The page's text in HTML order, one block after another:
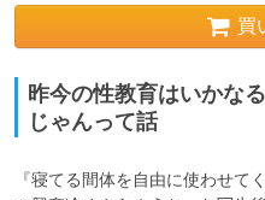
買
昨今の性教育はいかな
じゃんって話
『寝てる間体を自由に使わせて